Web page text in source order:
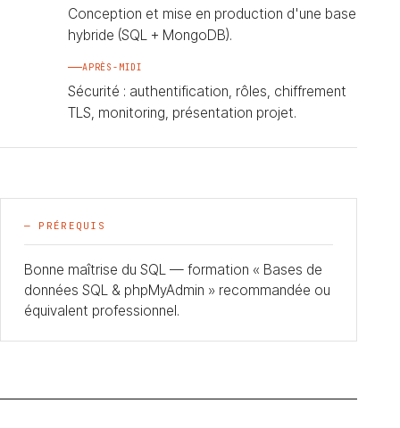
Conception et mise en production d'une base
hybride (SQL + MongoDB).
APRÈS-MIDI
Sécurité : authentification, rôles, chiffrement
TLS, monitoring, présentation projet.
— PRÉREQUIS
Bonne maîtrise du SQL — formation « Bases de
données SQL & phpMyAdmin » recommandée ou
équivalent professionnel.